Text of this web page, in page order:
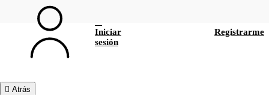
Iniciar
sesión
Registrarme
Atrás